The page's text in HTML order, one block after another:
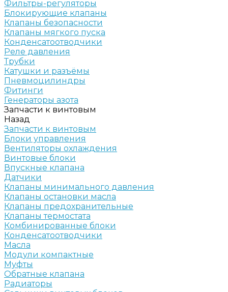
Фильтры-регуляторы
Блокирующие клапаны
Клапаны безопасности
Клапаны мягкого пуска
Конденсатоотводчики
Реле давления
Трубки
Катушки и разъёмы
Пневмоцилиндры
Фитинги
Генераторы азота
Запчасти к винтовым
Назад
Запчасти к винтовым
Блоки управления
Вентиляторы охлаждения
Винтовые блоки
Впускные клапана
Датчики
Клапаны минимального давления
Клапаны остановки масла
Клапаны предохранительные
Клапаны термостата
Комбинированные блоки
Конденсатоотводчики
Масла
Модули компактные
Муфты
Обратные клапана
Радиаторы